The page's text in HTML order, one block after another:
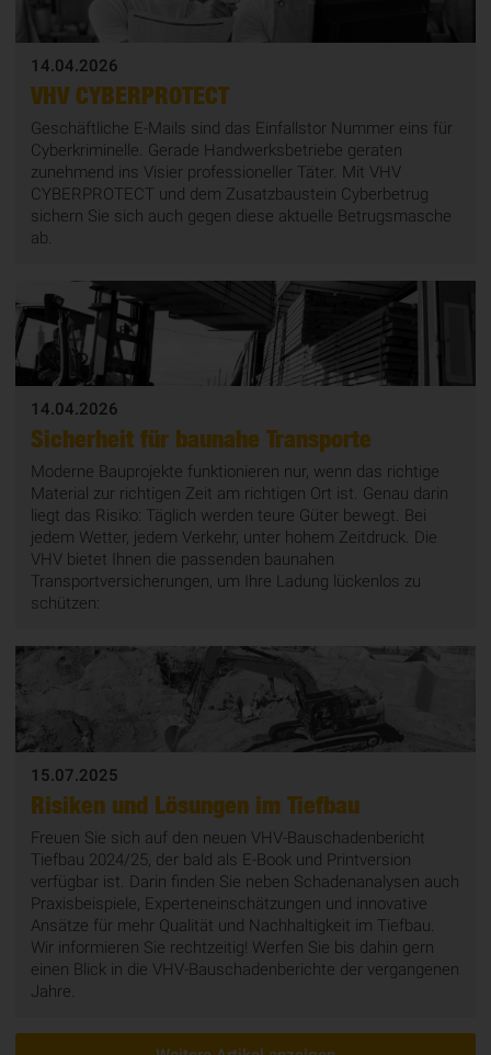
14.04.2026
VHV CYBERPROTECT
Geschäftliche E-Mails sind das Einfallstor Nummer eins für
Cyberkriminelle. Gerade Handwerksbetriebe geraten
zunehmend ins Visier professioneller Täter. Mit VHV
CYBERPROTECT und dem Zusatzbaustein Cyberbetrug
sichern Sie sich auch gegen diese aktuelle Betrugsmasche
ab.
14.04.2026
Sicherheit für baunahe Transporte
Moderne Bauprojekte funktionieren nur, wenn das richtige
Material zur richtigen Zeit am richtigen Ort ist. Genau darin
liegt das Risiko: Täglich werden teure Güter bewegt. Bei
jedem Wetter, jedem Verkehr, unter hohem Zeitdruck. Die
VHV bietet Ihnen die passenden baunahen
Transportversicherungen, um Ihre Ladung lückenlos zu
schützen:
15.07.2025
Risiken und Lösungen im Tiefbau
Freuen Sie sich auf den neuen VHV-Bauschadenbericht
Tiefbau 2024/25, der bald als E-Book und Printversion
verfügbar ist. Darin finden Sie neben Schadenanalysen auch
Praxisbeispiele, Experteneinschätzungen und innovative
Ansätze für mehr Qualität und Nachhaltigkeit im Tiefbau.
Wir informieren Sie rechtzeitig! Werfen Sie bis dahin gern
einen Blick in die VHV-Bauschadenberichte der vergangenen
Jahre.